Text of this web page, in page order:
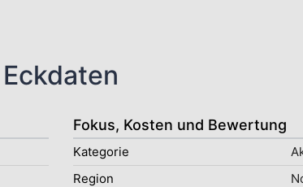
Eckdaten
Fokus, Kosten und Bewertung
Kategorie
Region